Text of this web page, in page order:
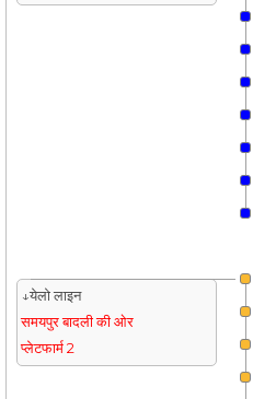
↓येलो लाइन
समयपुर बादली की ओर
प्लेटफार्म 2